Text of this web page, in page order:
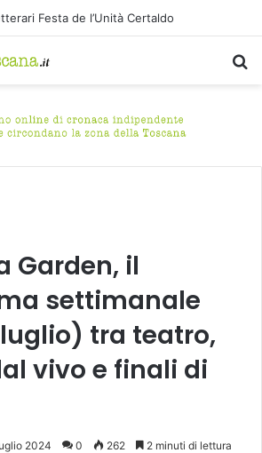
Festa de l’Unità Certaldo
Garden, il
settimanale
tra teatro,
vivo e finali di
2024 0 262 2 minuti di lettura